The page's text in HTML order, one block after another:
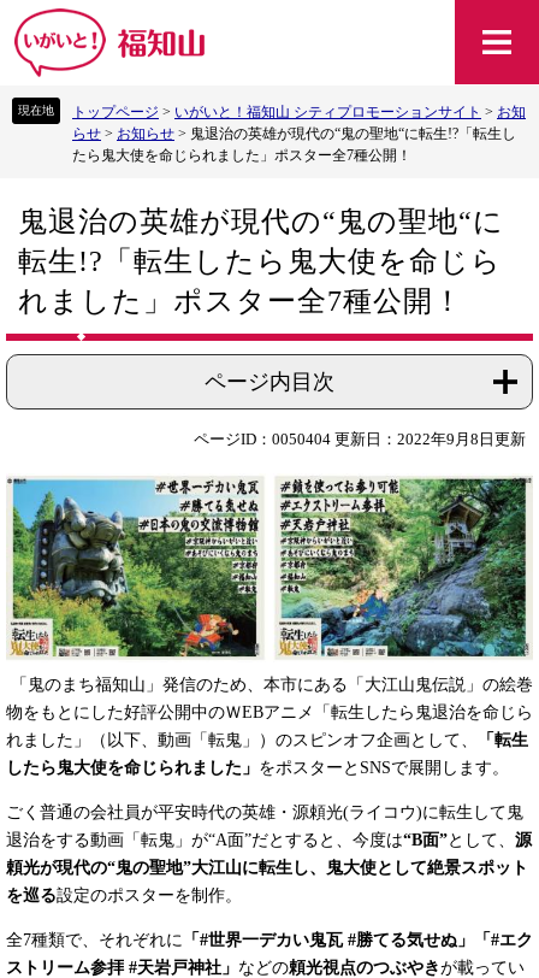
ー
ニ
トップページ > いがいと！福知山 シティプロモーションサイト > お知
らせ > お知らせ > 鬼退治の英雄が現代の“鬼の聖地“に転生!?「転生し
たら鬼大使を命じられました」ポスター全7種公開！
鬼退治の英雄が現代の“鬼の聖地“に
転生!?「転生したら鬼大使を命じら
れました」ポスター全7種公開！
ページ内目次
ページID：0050404 更新日：2022年9月8日更新
「鬼のまち福知山」発信のため、本市にある「大江山鬼伝説」の絵巻
物をもとにした好評公開中のＷEBアニメ「転生したら鬼退治を命じら
れました」（以下、動画「転鬼」）のスピンオフ企画として、
「転生
したら 鬼大使を命じられました」 をポスターとSNSで展開します。
ごく普通の会社員が平安時代の英雄・源頼光(ライコウ)に転生して鬼
退治をする動画「転鬼」が“A面”だとすると、今度は“B面”として、 源
頼光が現代の“鬼の聖地”大江山に転生し、鬼大使として絶景スポット
を巡る設定のポスターを制作。
全7種類で、それぞれに 「 #世界一デカい鬼瓦 #勝てる気せぬ」「 #エク
ストリーム参拝 #天岩戸神社」 などの頼光視点のつぶやきが載ってい